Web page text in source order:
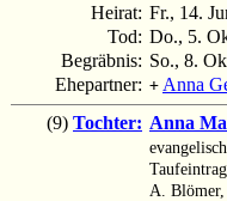
Heirat: Fr., 14.
Tod: Do., 5.
Begräbnis: So., 8.
Ehepartner: + Anna
(9) Tochter: Anna
A. Blömer,